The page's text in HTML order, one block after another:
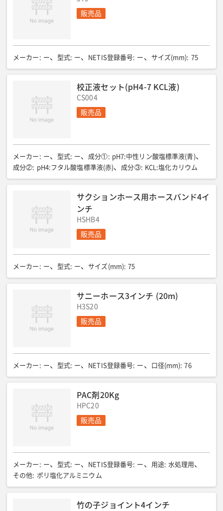
販売品
メーカー : ー 型式: ー NETIS登録番号: ー サイズ(mm): 75
校正液セット(pH4-7 KCL液)
CS004
販売品
メーカー : ー 型式: ー 成分①: pH7:中性リン酸塩標準液(青)
成分②: pH4:フタル酸塩標準液(赤) 成分③: KCL:塩化カリウム
サクションホース用ホースバンド4イ
ンチ
HSHB4
販売品
メーカー : ー 型式: ー サイズ(mm): 75
サニーホース3インチ (20m)
H3S20
販売品
メーカー : ー 型式: ー NETIS登録番号: ー 口径(mm): 76
PAC剤20Kg
HPC20
販売品
メーカー : ー 型式: ー NETIS登録番号: ー 用途: 水処理用
その他: ポリ塩化アルミニウム
竹の子ジョイント4インチ